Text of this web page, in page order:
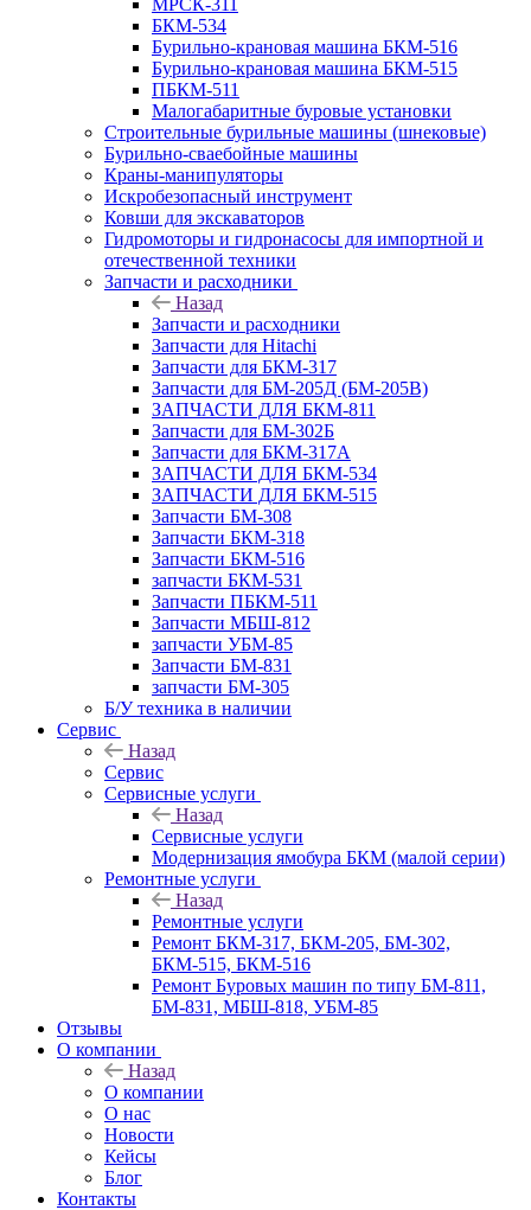
МРСК-311
БКМ-534
Бурильно-крановая машина БКМ-516
Бурильно-крановая машина БКМ-515
ПБКМ-511
Малогабаритные буровые установки
Строительные бурильные машины (шнековые)
Бурильно-сваебойные машины
Краны-манипуляторы
Искробезопасный инструмент
Ковши для экскаваторов
Гидромоторы и гидронасосы для импортной и
отечественной техники
Запчасти и расходники
Назад
Запчасти и расходники
Запчасти для Hitachi
Запчасти для БКМ-317
Запчасти для БМ-205Д (БМ-205В)
ЗАПЧАСТИ ДЛЯ БКМ-811
Запчасти для БМ-302Б
Запчасти для БКМ-317А
ЗАПЧАСТИ ДЛЯ БКМ-534
ЗАПЧАСТИ ДЛЯ БКМ-515
Запчасти БМ-308
Запчасти БКМ-318
Запчасти БКМ-516
запчасти БКМ-531
Запчасти ПБКМ-511
Запчасти МБШ-812
запчасти УБМ-85
Запчасти БМ-831
запчасти БМ-305
Б/У техника в наличии
Сервис
Назад
Сервис
Сервисные услуги
Назад
Сервисные услуги
Модернизация ямобура БКМ (малой серии)
Ремонтные услуги
Назад
Ремонтные услуги
Ремонт БКМ-317, БКМ-205, БМ-302,
БКМ-515, БКМ-516
Ремонт Буровых машин по типу БМ-811,
БМ-831, МБШ-818, УБМ-85
Отзывы
О компании
Назад
О компании
О нас
Новости
Кейсы
Блог
Контакты